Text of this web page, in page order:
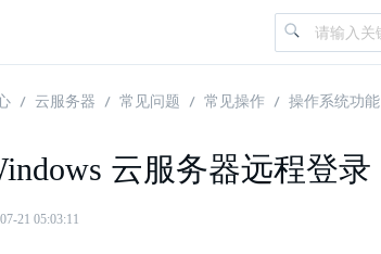
云服务器 常见问题 常见操作 操作系统功能
云服务器远程登录
21 05:03:11